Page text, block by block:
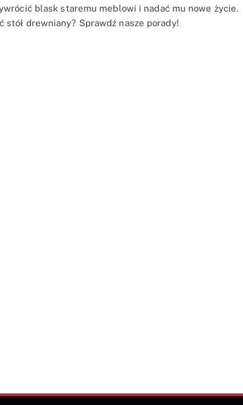
blask staremu meblowi i nadać mu nowe życie.
stół drewniany? Sprawdź nasze porady!